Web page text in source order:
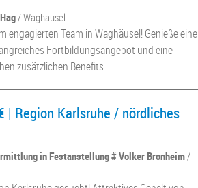
/ Waghäusel
Team in Waghäusel! Genieße eine
Fortbildungsangebot und eine
zusätzlichen Benefits.
| Region Karlsruhe / nördliches
in Festanstellung # Volker Bronheim/